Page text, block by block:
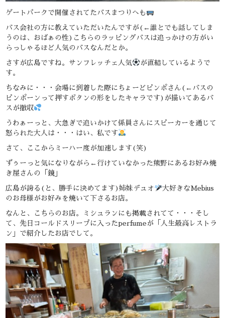
ゲートパークで開催されてたバスまつりへも
バス会社の方に教えていただいたんですが(←誰とでも話してしま
うのは、おばぁの性)こちらのラッピングバスは追っかけの方がい
らっしゃるほど人気のバスなんだとか。
さすが広島ですね。サンフレッチェ人気
が直結しているようで
す。
ちなみに・・・会場に到着した際にちょーどピンポさん(←バスの
ピンポーンって押すボタンの形をしたキャラです)が描いてあるバ
スが撤収
うわぁーっと、大急ぎで追いかけて係員さんにスピーカーを通じて
怒られた大人は・・・はい、私です
さて、ここからミーハー度が加速します(笑)
ずぅーっと気になりながら←行けていなかった熊野にあるお好み焼
き屋さんの「鏡」
広島が誇る(と、勝手に決めてます)姉妹デュオ
大好きなMebius
のお母様がお好みを焼いて下さるお店。
なんと、こちらのお店。ミシュランにも掲載されてて・・・そし
て、先日コールドスリープに入ったperfumeが「人生最高レストラ
ン」で紹介したお店でして。